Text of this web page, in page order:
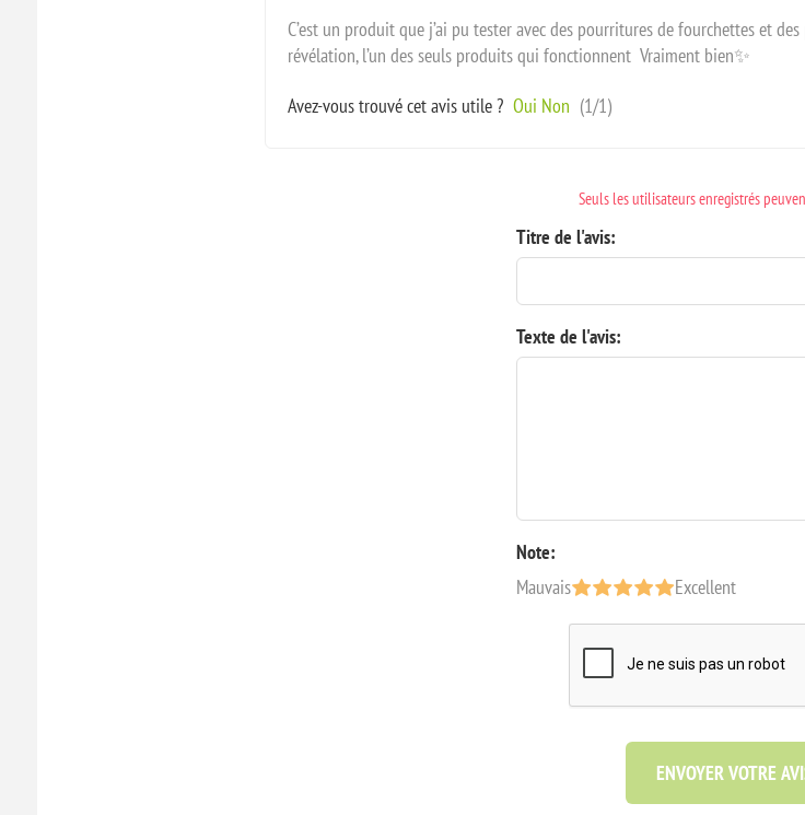
C’est un produit que j’ai pu tester avec des pourritures de fourchettes et
révélation, l’un des seuls produits qui fonctionnent Vraiment bien✨
Avez-vous trouvé cet avis utile ? Oui Non (1/1)
Seuls les utilisateurs enregistrés
Titre de l'avis:
Texte de l'avis:
Note:
Mauvais
Excellent
ENVOYER VOTRE